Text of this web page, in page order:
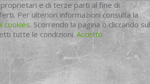
e di terze parti al fine di
Per ulteriori informazioni consulta la
cookies. Scorrendo la pagina o cliccando sul
tutte le condizioni. Accetto